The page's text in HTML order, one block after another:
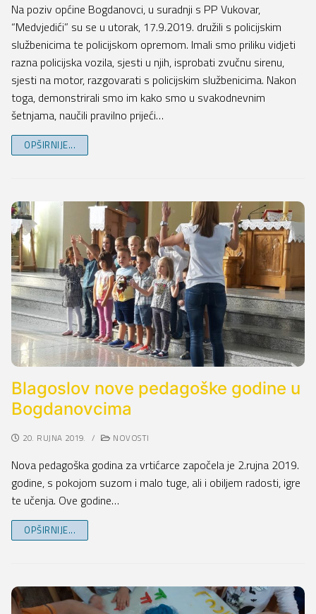
Na poziv općine Bogdanovci, u suradnji s PP Vukovar,
“Medvjedići” su se u utorak, 17.9.2019. družili s policijskim
službenicima te policijskom opremom. Imali smo priliku vidjeti
razna policijska vozila, sjesti u njih, isprobati zvučnu sirenu,
sjesti na motor, razgovarati s policijskim službenicima. Nakon
toga, demonstrirali smo im kako smo u svakodnevnim
šetnjama, naučili pravilno prijeći…
OPŠIRNIJE...
Blagoslov nove pedagoške godine u
Bogdanovcima
20. RUJNA 2019. / NOVOSTI
Nova pedagoška godina za vrtićarce započela je 2.rujna 2019.
godine, s pokojom suzom i malo tuge, ali i obiljem radosti, igre
te učenja. Ove godine…
OPŠIRNIJE...